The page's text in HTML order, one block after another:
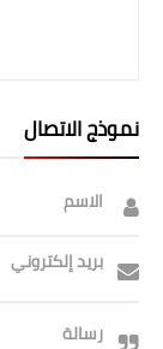
نموذج الاتصال
الاسم
بريد إلكتروني
رسالة